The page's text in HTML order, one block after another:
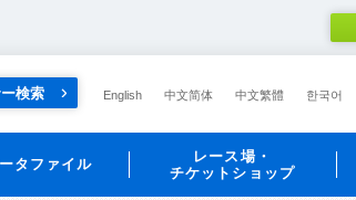
検索 English 中文简体 中文繁體 한국어
タファイル
レース場・
チケットショップ